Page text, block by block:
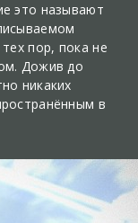
это называют
пор, пока не
Дожив до
никаких
в